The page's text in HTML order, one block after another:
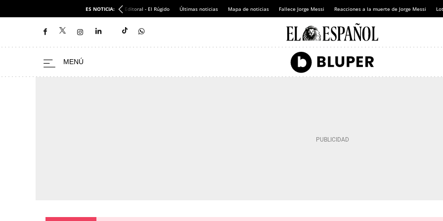
ES NOTICIA: Editoral - El Rúgido Últimas noticias Mapa de noticias Fallece Jorge Messi Reacciones a la muerte de Jorge Messi